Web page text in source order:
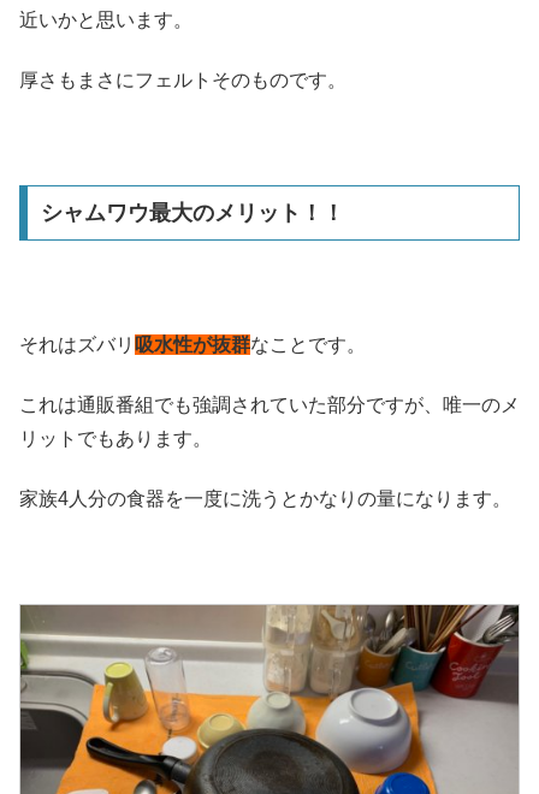
近いかと思います。
厚さもまさにフェルトそのものです。
シャムワウ最大のメリット！！
それはズバリ 吸水性が抜群なことです。
これは通販番組でも強調されていた部分ですが、唯一のメ
リットでもあります。
家族4人分の食器を一度に洗うとかなりの量になります。